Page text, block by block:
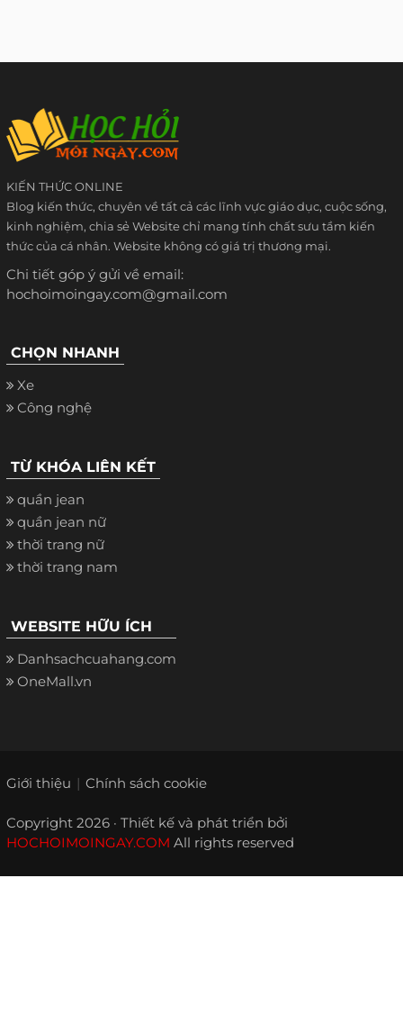
KIẾN THỨC ONLINE
Blog kiến thức, chuyên về tất cả các lĩnh vực giáo dục, cuộc sống,
kinh nghiệm, chia sẻ Website chỉ mang tính chất sưu tầm kiến
thức của cá nhân. Website không có giá trị thương mại.
Chi tiết góp ý gửi về email:
hochoimoingay.com@gmail.com
CHỌN NHANH
Xe
Công nghệ
TỪ KHÓA LIÊN KẾT
quần jean
quần jean nữ
thời trang nữ
thời trang nam
WEBSITE HỮU ÍCH
Danhsachcuahang.com
OneMall.vn
Giới thiệu Chính sách cookie
Copyright 2026 · Thiết kế và phát triển bởi
HOCHOIMOINGAY.COM All rights reserved